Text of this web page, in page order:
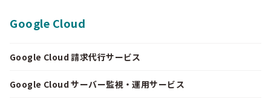
Google Cloud
Google Cloud 請求代行サービス
Google Cloud サーバー監視・運用サービス